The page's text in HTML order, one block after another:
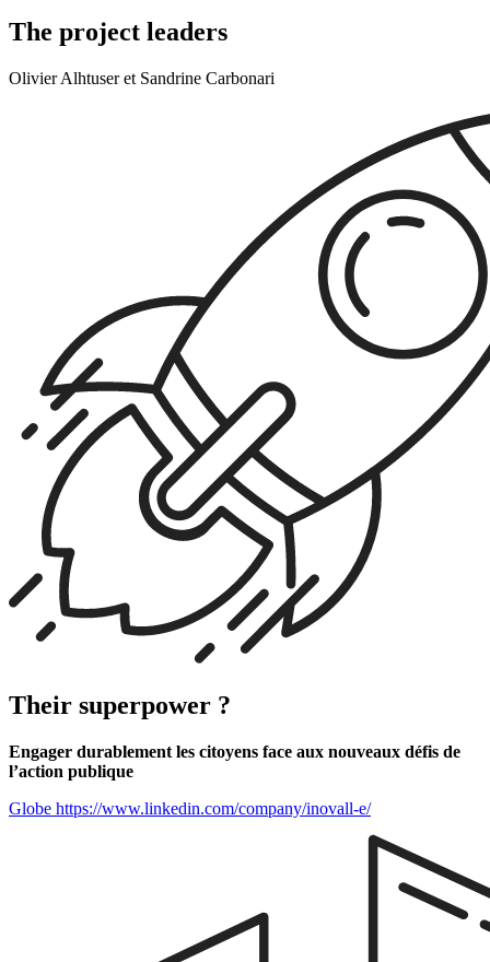
The project leaders
Olivier Alhtuser et Sandrine Carbonari
Their superpower ?
Engager durablement les citoyens face aux nouveaux défis de
l’action publique
Globe https://www.linkedin.com/company/inovall-e/